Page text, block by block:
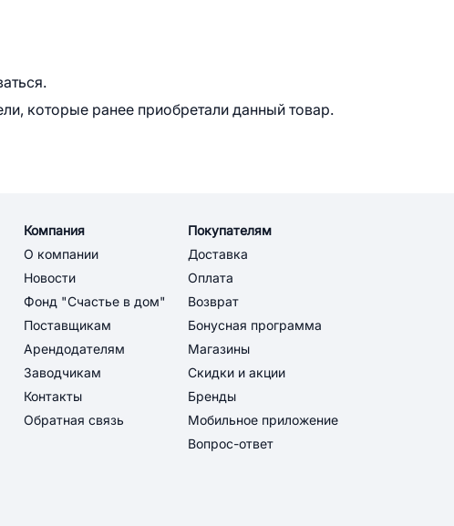
которые ранее приобретали данный товар.
Компания
О компании
Новости
Фонд "Счастье в дом"
Поставщикам
Арендодателям
Заводчикам
Контакты
Обратная связь
Покупателям
Доставка
Оплата
Возврат
Бонусная программа
Магазины
Скидки и акции
Бренды
Мобильное приложение
Вопрос-ответ